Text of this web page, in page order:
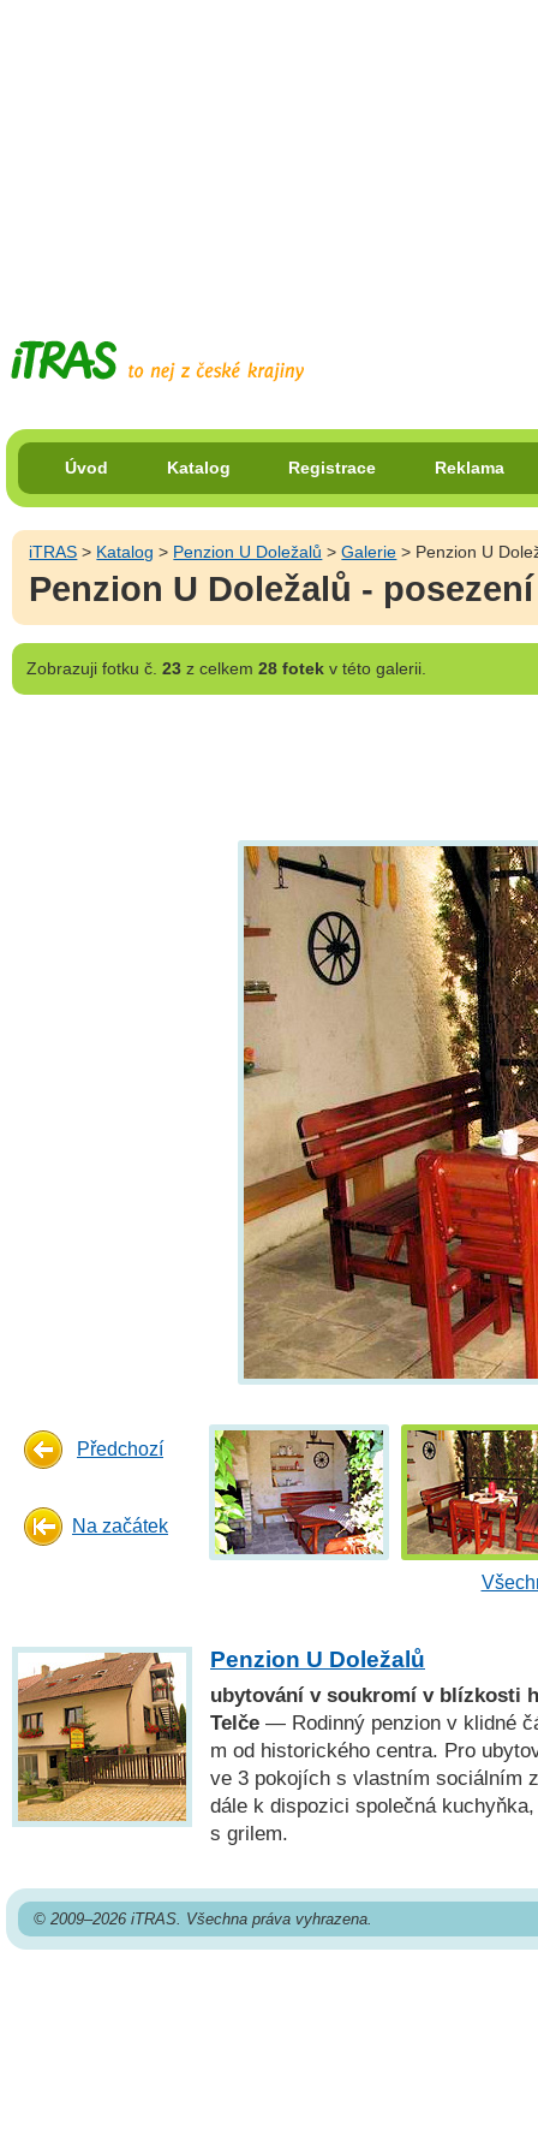
Úvod Katalog Registrace Reklama
iTRAS > Katalog > Penzion U Doležalů >Galerie > Penzion U
Penzion U Doležalů -
Zobrazujifotku č. 23z celkem 28 fotekv této galerii.
Předchozí
Na začátek
Penzion U Doležalů
ubytování v soukromí v blízkosti
Telče — Rodinný penzion v klidné
m od historického centra. Pro
ve 3 pokojích s vlastním sociálním
dále k dispozici společná
s grilem.
© 2009–2026 iTRAS. Všechna práva vyhrazena.